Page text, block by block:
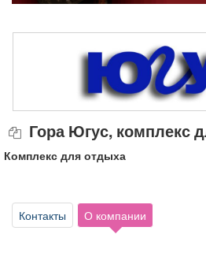
Объявления Недвижимость
Транспорт
Гора Югус, комплекс
Комплекс для отдыха
Контакты О компании